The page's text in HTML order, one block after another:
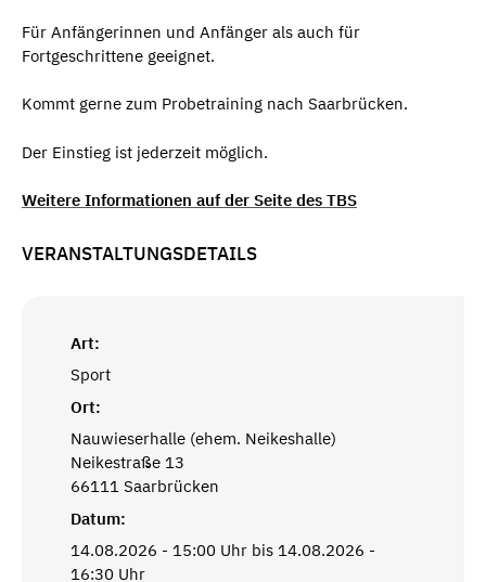
Für Anfängerinnen und Anfänger als auch für
Fortgeschrittene geeignet.
Kommt gerne zum Probetraining nach Saarbrücken.
Der Einstieg ist jederzeit möglich.
Weitere Informationen auf der Seite des TBS
VERANSTALTUNGSDETAILS
Art:
Sport
Ort:
Nauwieserhalle (ehem. Neikeshalle)
Neikestraße 13
66111 Saarbrücken
Datum:
14.08.2026 - 15:00 Uhr bis 14.08.2026 -
16:30 Uhr